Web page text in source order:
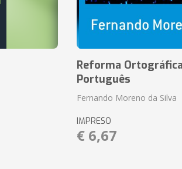
Reforma
Português
Fernando Moreno da Silva
IMPRESO
€ 6,67